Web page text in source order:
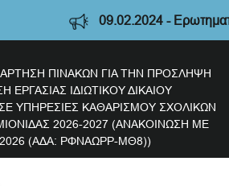
09.02.2024 -
ΠΙΝΑΚΩΝ ΓΙΑ ΤΗΝ ΠΡΟΣΛΗΨΗ
ΙΔΙΩΤΙΚΟΥ ΔΙΚΑΙΟΥ
ΥΠΗΡΕΣΙΕΣ ΚΑΘΑΡΙΣΜΟΥ ΣΧΟΛΙΚΩΝ
2026-2027 (ΑΝΑΚΟΙΝΩΣΗ ΜΕ
(ΑΔΑ: ΡΦΝΑΩΡΡ-ΜΘ8))